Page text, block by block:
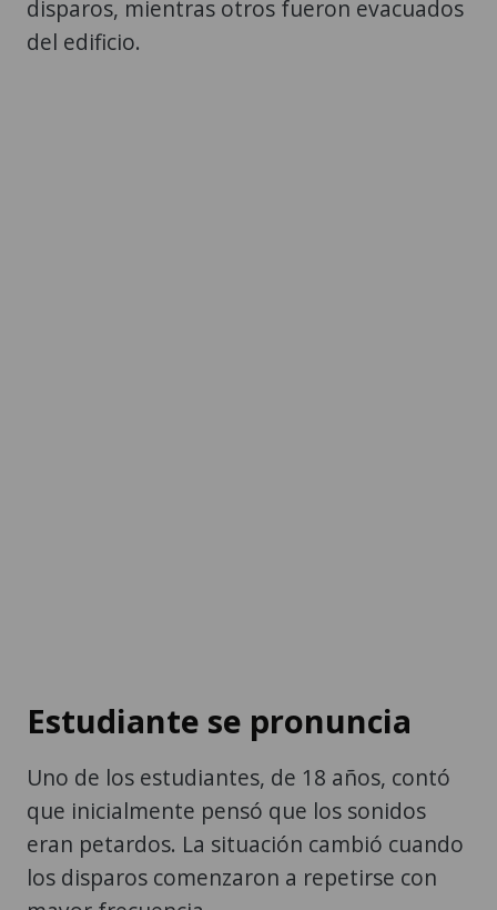
disparos, mientras otros fueron evacuados
del edificio.
Estudiante se pronuncia
Uno de los estudiantes, de 18 años, contó
que inicialmente pensó que los sonidos
eran petardos. La situación cambió cuando
los disparos comenzaron a repetirse con